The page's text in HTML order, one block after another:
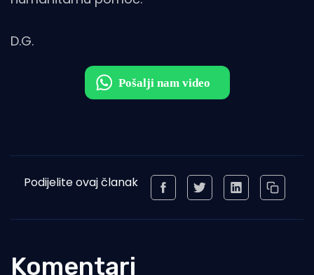
D.G.
Podijelite ovaj članak
Komentari